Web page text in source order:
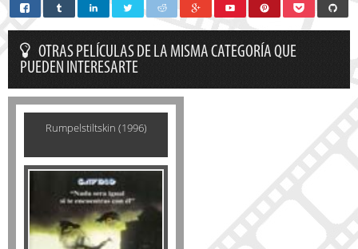
OTRAS PELÍCULAS DE LA MISMA CATEGORÍA QUE
PUEDEN INTERESARTE
Rumpelstiltskin (1996)